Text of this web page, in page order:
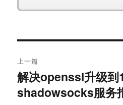
章
导
上一篇
上
篇
解决openssl升级到
shadowsocks服务